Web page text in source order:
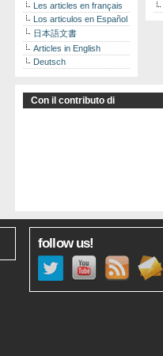
Les articles en français
Los articulos en Español
日本語文書
Articles in English
Deutsch
Con il contributo di
follow us!